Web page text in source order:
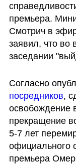
премьера.
Смотрич в
заявил, что во
заседании
Согласно
посредников,
освобождение
прекращение
5-7 лет
официального
премьера